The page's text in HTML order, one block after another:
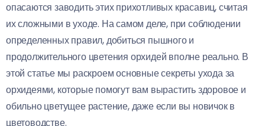
опасаются заводить этих прихотливых красавиц, считая
их сложными в уходе. На самом деле, при соблюдении
определенных правил, добиться пышного и
продолжительного цветения орхидей вполне реально. В
этой статье мы раскроем основные секреты ухода за
орхидеями, которые помогут вам вырастить здоровое и
обильно цветущее растение, даже если вы новичок в
цветоводстве.